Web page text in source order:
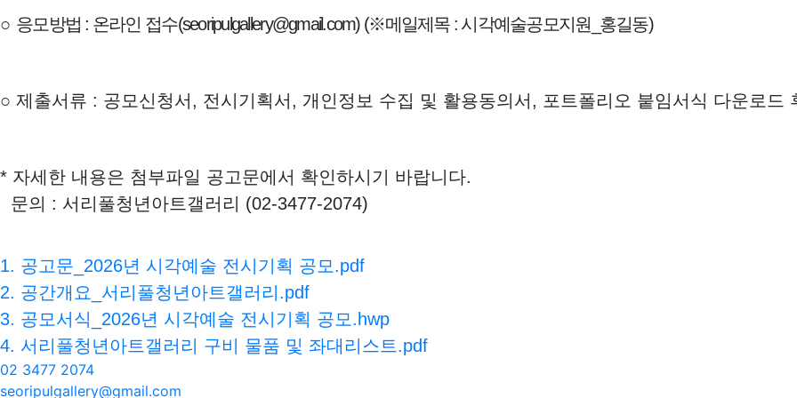
○ 응모방법 : 온라인 접수(seoripulgallery@gmail.com) (※메일제목 : 시각예술공모지원 홍길동)
○ 제출서류 : 공모신청서 , 전시기획서 , 개인정보 수집 및 활용동의서 , 포트폴리오 붙임서식 다운로드
* 자세한 내용은 첨부파일 공고문에서 확인하시기 바랍니다.
문의 : 서리풀청년아트갤러리 (02-3477-2074)
1. 공고문_2026년 시각예술 전시기획 공모.pdf
2. 공간개요_서리풀청년아트갤러리.pdf
3. 공모서식_2026년 시각예술 전시기획 공모.hwp
4. 서리풀청년아트갤러리 구비 물품 및 좌대리스트.pdf
02 3477 2074
seoripulgallery@gmail.com